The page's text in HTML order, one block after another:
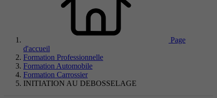
Page
d'accueil
Formation Professionnelle
Formation Automobile
Formation Carrossier
INITIATION AU DEBOSSELAGE